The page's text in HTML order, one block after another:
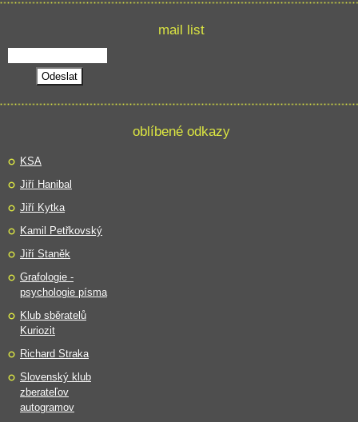
mail list
oblíbené odkazy
KSA
Jiří Hanibal
Jiří Kytka
Kamil Petřkovský
Jiří Staněk
Grafologie -
psychologie písma
Klub sběratelů
Kuriozit
Richard Straka
Slovenský klub
zberateľov
autogramov